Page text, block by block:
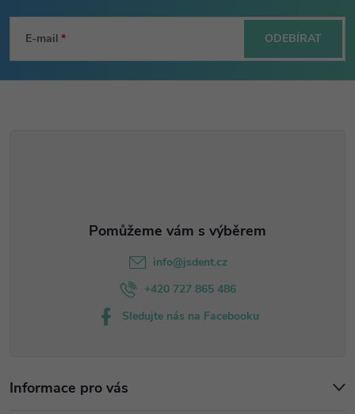
p
E-mail ODEBÍRAT
Informace pro vás
info@jsdent.cz
+420 727 865 486
Sledujte nás na Facebooku